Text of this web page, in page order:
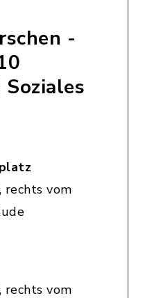
-
rechts vom
rechts vom